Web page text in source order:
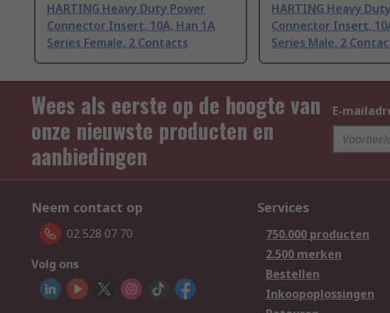
HARTING Heavy Duty Power
Connector Insert, 10A, Han 1A
Series Female, 2 Contacts
HARTING Heavy
Connector Insert,
Series Male, 2
Wees als eerste op de hoogte van
onze nieuwste producten en
aanbiedingen
E-
Neem contact op
02 528 07 70
Volg ons
Services
750.000 producten
2.500 merken
Bestellen
Inkoopoplossingen